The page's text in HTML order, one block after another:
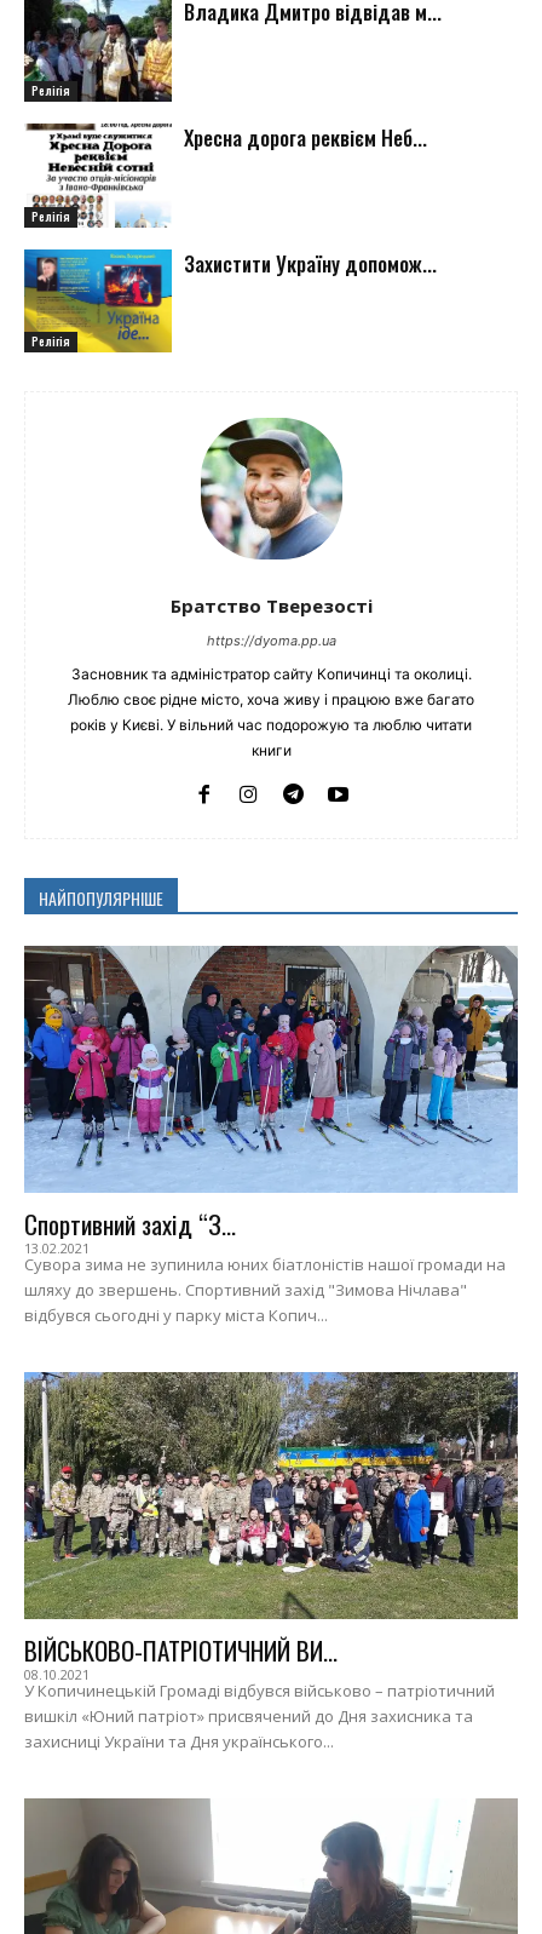
Релігія
Владика Дмитро відвідав м...
Релігія
Хресна дорога реквієм Неб...
Релігія
Захистити Україну допомож...
Братство Тверезості
https://dyoma.pp.ua
Засновник та адміністратор сайту Копичинці та околиці.
Люблю своє рідне місто, хоча живу і працюю вже багато
років у Києві. У вільний час подорожую та люблю читати
книги
НАЙПОПУЛЯРНІШЕ
Спортивний захід “З...
13.02.2021
Сувора зима не зупинила юних біатлоністів нашої громади на
шляху до звершень. Спортивний захід "Зимова Нічлава"
відбувся сьогодні у парку міста Копич...
ВІЙСЬКОВО-ПАТРІОТИЧНИЙ ВИ...
08.10.2021
У Копичинецькій Громаді відбувся військово – патріотичний
вишкіл «Юний патріот» присвячений до Дня захисника та
захисниці України та Дня українського...